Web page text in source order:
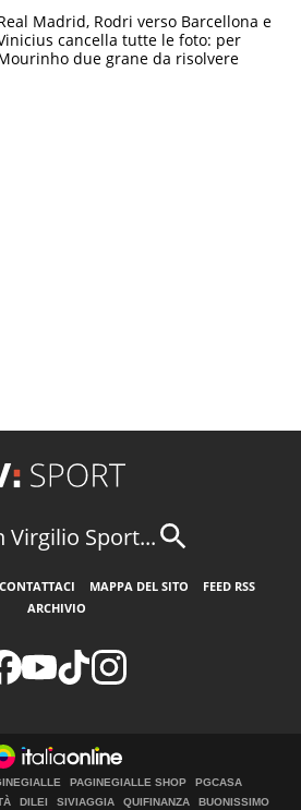
Madrid, Rodri verso Barcellona e
cancella tutte le foto: per
due grane da risolvere
Virgilio Sport...
CONTATTACI MAPPA DEL SITO
FEED RSS
ARCHIVIO
PAGINEGIALLE SHOP
PGCASA
DILEI SIVIAGGIA QUIFINANZA BUONISSIMO